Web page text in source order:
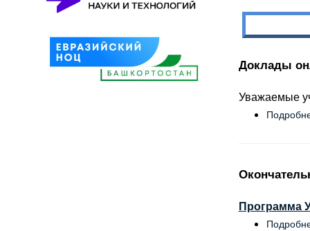
Доклады
Уважаемые
Программа